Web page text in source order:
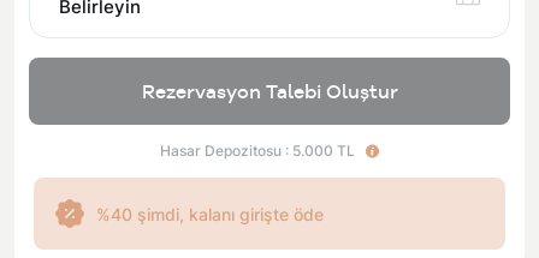
Belirleyin
Rezervasyon Talebi Oluştur
Hasar Depozitosu : 5.000 TL
%40 şimdi, kalanı girişte öde